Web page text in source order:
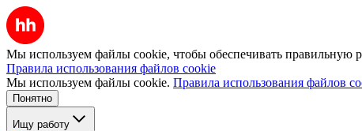
Мы используем файлы cookie, чтобы обеспечивать правильную
Правила использования файлов cookie
Мы используем файлы cookie. Правила использования файлов
Понятно
Ищу работу